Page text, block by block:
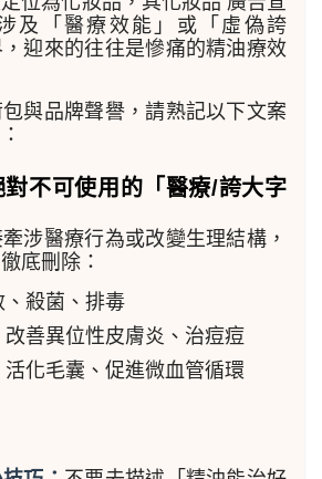
及「醫療效能」或「虛偽誇
迎來的往往是慘痛的精油療效
與品牌聲譽，請熟記以下文案
不可使用的「醫療/誇大字
涉醫療行為或改變生理結構，
底刪除：
殺菌、排毒
改善異位性皮膚炎、治痘痘
化毛囊、促進微血管循環